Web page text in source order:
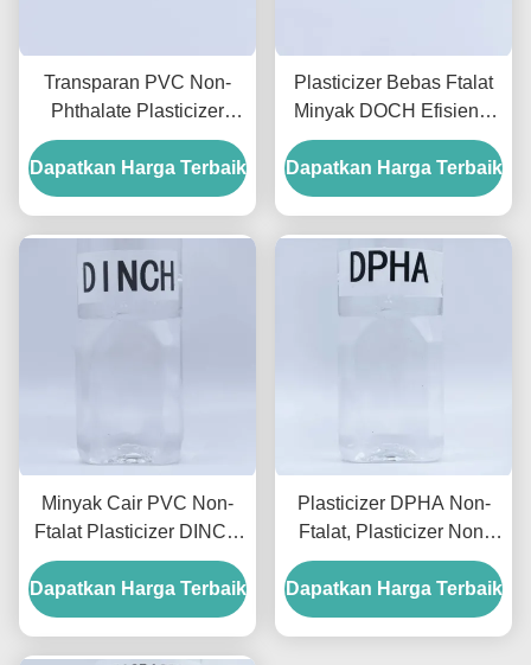
Transparan PVC Non-
Phthalate Plasticizer
DOTP Plasticizer
Phthalate Untuk Sarung
Tangan Dan Kabel
Dapatkan Harga Terbaik
Plasticizer Bebas Ftalat
Minyak DOCH Efisiensi
Plasticizing Sama Seperti
DOP
Dapatkan Harga Terbaik
Minyak Cair PVC Non-
Ftalat Plasticizer DINCH
Plasticizer Kandungan
99.5
Dapatkan Harga Terbaik
Plasticizer DPHA Non-
Ftalat, Plasticizer Non-
Ftalat Untuk PVC Suhu
Rendah
Dapatkan Harga Terbaik